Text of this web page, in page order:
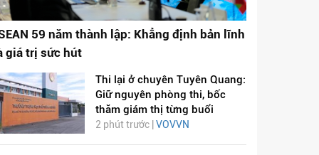
59 năm thành lập: Khẳng định bản lĩnh
giá trị sức hút
Thi lại ở chuyên Tuyên Quang:
Giữ nguyên phòng thi, bốc
thăm giám thị từng buổi
2 phút trước | VOVVN